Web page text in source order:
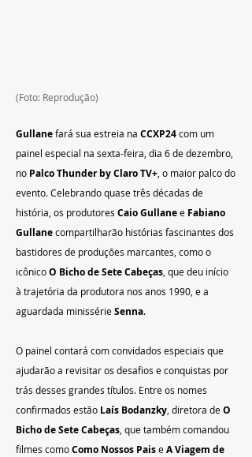
(Foto: Reprodução)
Gullane fará sua estreia na CCXP24 com um
painel especial na sexta-feira, dia 6 de dezembro,
no Palco Thunder by Claro TV+ , o maior palco do
evento. Celebrando quase três décadas de
história, os produtores Caio Gullane e Fabiano
Gullane compartilharão histórias fascinantes dos
bastidores de produções marcantes, como o
icônico O Bicho de Sete Cabeças , que deu início
à trajetória da produtora nos anos 1990, e a
aguardada minissérie Senna.
O painel contará com convidados especiais que
ajudarão a revisitar os desafios e conquistas por
trás desses grandes títulos. Entre os nomes
confirmados estão Laís Bodanzky , diretora de O
Bicho de Sete Cabeças , que também comandou
filmes como Como Nossos Pais e A Viagem de